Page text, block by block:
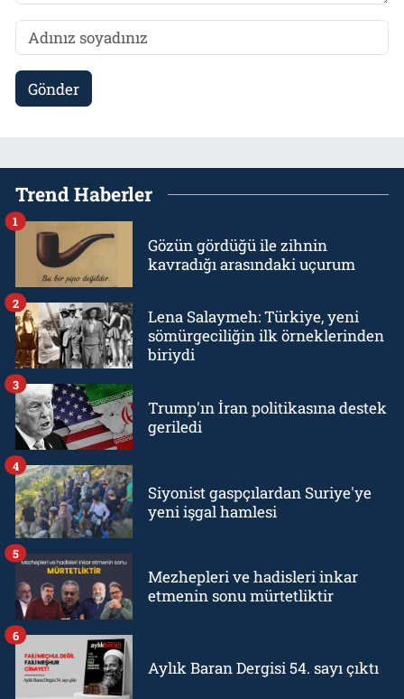
Gönder
Trend Haberler
Gözün gördüğü ile zihnin
kavradığı arasındaki uçurum
1
Lena Salaymeh: Türkiye, yeni
sömürgeciliğin ilk örneklerinden
biriydi
2
Trump'ın İran politikasına destek
geriledi
3
Siyonist gaspçılardan Suriye'ye
yeni işgal hamlesi
4
Mezhepleri ve hadisleri inkar
etmenin sonu mürtetliktir
5
Aylık Baran Dergisi 54. sayı çıktı
6